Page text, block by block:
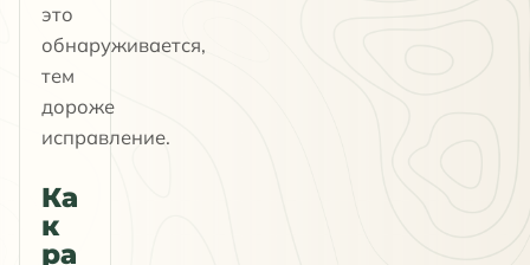
это
обнаруживается,
тем
дороже
исправление.
Ка
к
ра